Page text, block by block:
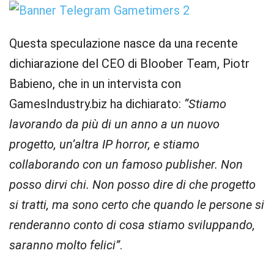
Questa speculazione nasce da una recente
dichiarazione del CEO di Bloober Team, Piotr
Babieno, che in un intervista con
GamesIndustry.biz ha dichiarato: “Stiamo
lavorando da più di un anno a un nuovo
progetto, un’altra IP horror, e stiamo
collaborando con un famoso publisher. Non
posso dirvi chi. Non posso dire di che progetto
si tratti, ma sono certo che quando le persone si
renderanno conto di cosa stiamo sviluppando,
saranno molto felici”.